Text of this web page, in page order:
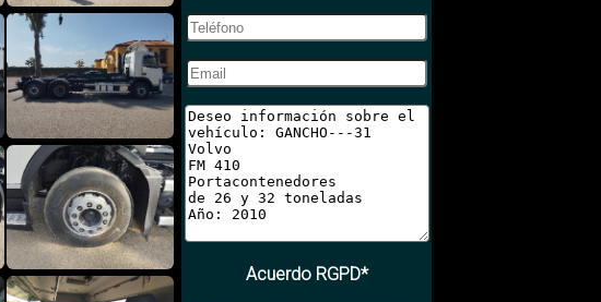
Acuerdo RGPD*